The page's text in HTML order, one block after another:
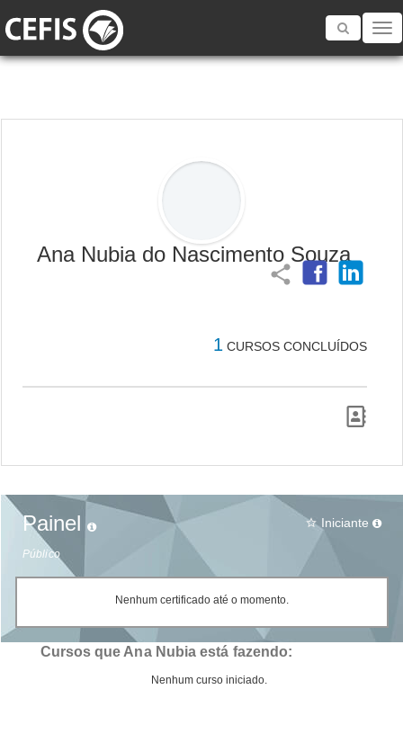
Toggle
Ana Nubia do Nascimento Souza
share
1 CURSOS CONCLUÍDOS
Painel
Público
star_border Iniciante
Nenhum certificado até o momento.
Cursos que Ana Nubia está fazendo:
Nenhum curso iniciado.